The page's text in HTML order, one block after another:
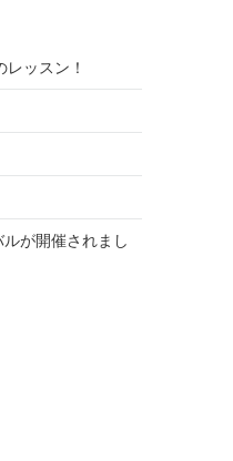
ッスン！
が開催されまし